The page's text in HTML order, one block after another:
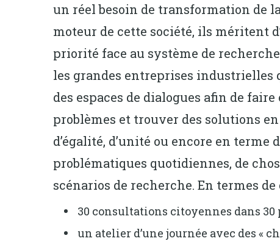
un réel besoin de transformation de
moteur de cette société, ils méritent
priorité face au système de
les grandes entreprises industrielles
des espaces de dialogues afin de
problèmes et trouver des solutions en
d’égalité, d’unité ou encore en
problématiques quotidiennes, de
scénarios de recherche. En termes
30 consultations citoyennes dans
un atelier d’une journée avec des «